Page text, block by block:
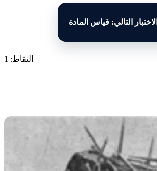
الاختبار التالي: قياس المادة
النقاط: 1